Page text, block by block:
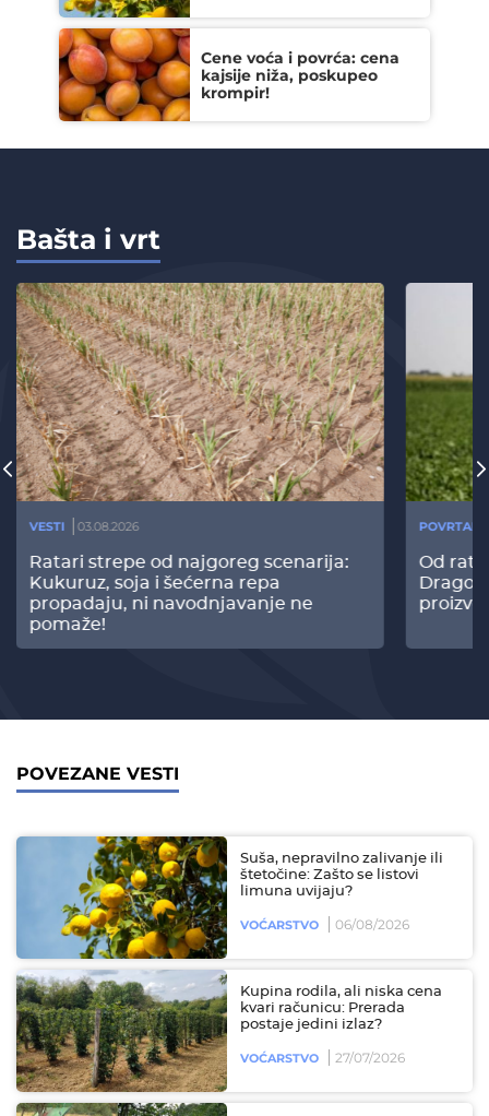
Cene voća i povrća: cena
kajsije niža, poskupeo
krompir!
Bašta i vrt
VESTI 03.08.2026
Ratari strepe od najgoreg scenarija:
Kukuruz, soja i šećerna repa
propadaju, ni navodnjavanje ne
pomaže!
Od
POVEZANE VESTI
Suša, nepravilno zalivanje ili
štetočine: Zašto se listovi
limuna uvijaju?
VOĆARSTVO 06/08/2026
Kupina rodila, ali niska cena
kvari računicu: Prerada
postaje jedini izlaz?
VOĆARSTVO 27/07/2026